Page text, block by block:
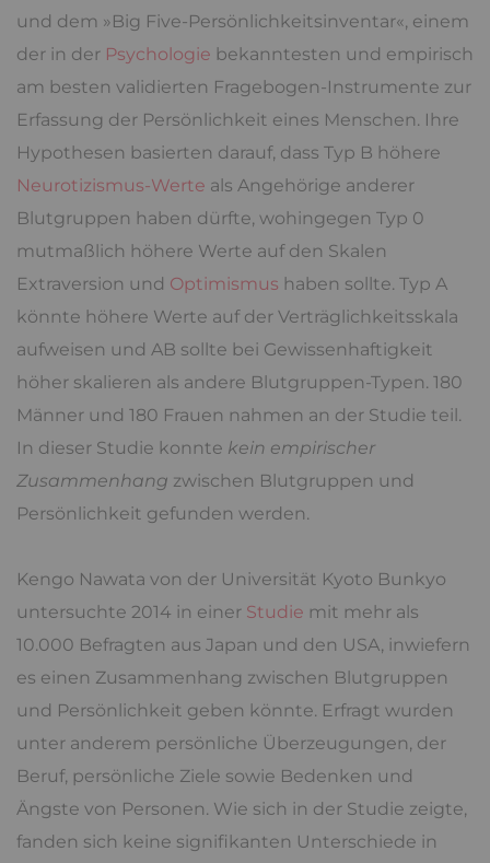
und dem »Big Five-Persönlichkeitsinventar«, einem
der in der Psychologie bekanntesten und empirisch
am besten validierten Fragebogen-Instrumente zur
Erfassung der Persönlichkeit eines Menschen. Ihre
Hypothesen basierten darauf, dass Typ B höhere
Neurotizismus-Werte als Angehörige anderer
Blutgruppen haben dürfte, wohingegen Typ 0
mutmaßlich höhere Werte auf den Skalen
Extraversion und Optimismus haben sollte. Typ A
könnte höhere Werte auf der Verträglichkeitsskala
aufweisen und AB sollte bei Gewissenhaftigkeit
höher skalieren als andere Blutgruppen-Typen. 180
Männer und 180 Frauen nahmen an der Studie teil.
In dieser Studie konnte kein empirischer
Zusammenhang zwischen Blutgruppen und
Persönlichkeit gefunden werden.
Kengo Nawata von der Uni­ver­si­tät Kyo­to Bun­kyo
untersuchte 2014 in einer Studie mit mehr als
10.000 Befragten aus Japan und den USA, inwiefern
es einen Zusammenhang zwischen Blutgruppen
und Persönlichkeit geben könnte. Erfragt wurden
unter anderem persönliche Überzeugungen, der
Beruf, persönliche Ziele sowie Bedenken und
Ängste von Personen. Wie sich in der Studie zeigte,
fanden sich keine signifikanten Unterschiede in